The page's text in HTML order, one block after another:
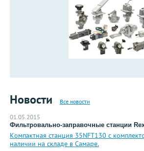
Новости Все новости
01.05.2015
Фильтровально-заправочные станции
Компактная станция 35NFT130 с
наличии на складе в Самаре.